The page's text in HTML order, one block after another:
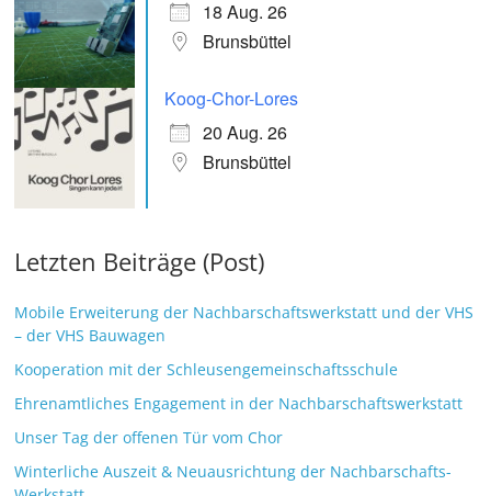
18 Aug. 26
Brunsbüttel
Koog-Chor-Lores
20 Aug. 26
Brunsbüttel
Letzten Beiträge (Post)
Mobile Erweiterung der Nachbarschaftswerkstatt und der VHS
– der VHS Bauwagen
Kooperation mit der Schleusengemeinschaftsschule
Ehrenamtliches Engagement in der Nachbarschaftswerkstatt
Unser Tag der offenen Tür vom Chor
Winterliche Auszeit & Neuausrichtung der Nachbarschafts-